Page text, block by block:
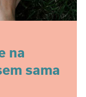
na
sama